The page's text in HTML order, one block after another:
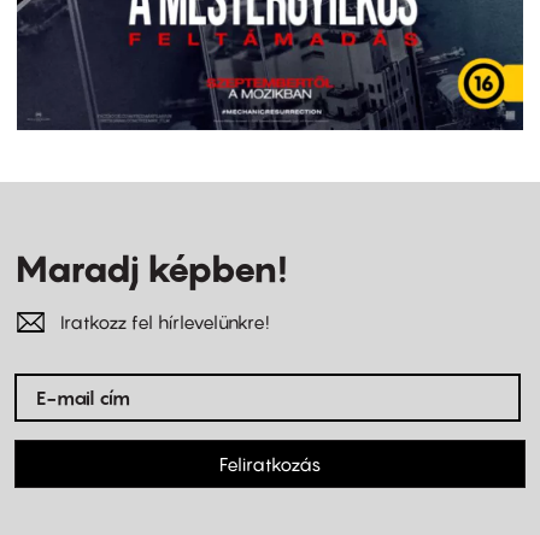
Maradj képben!
Iratkozz fel hírlevelünkre!
Feliratkozás